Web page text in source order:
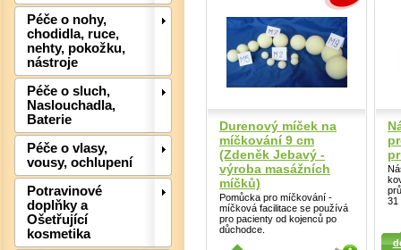
Péče o nohy,
chodidla, ruce,
nehty, pokožku,
nástroje
Péče o sluch,
Naslouchadla,
Baterie
Péče o vlasy,
vousy, ochlupení
Potravinové
doplňky a
Ošetřující
kosmetika
Durenový míček na
míčkování 9 cm
(Zdeněk Jebavý -
výroba masážních
míčků)
Pomůcka pro míčkování -
míčková facilitace se používá
pro pacienty od kojenců po
důchodce.
31
Detail